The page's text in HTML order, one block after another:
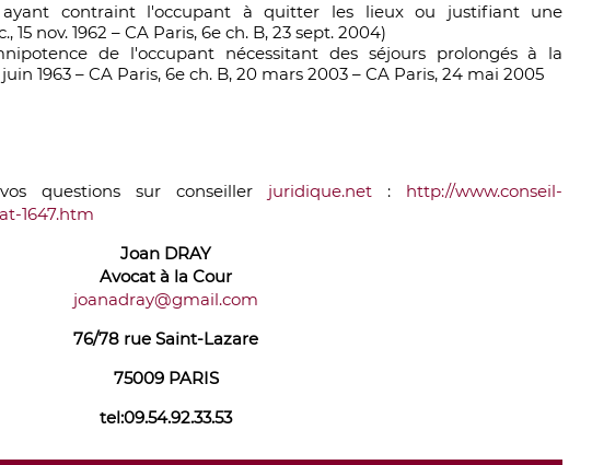
ayant contraint l'occupant à quitter les lieux ou justifiant une
15 nov. 1962 – CA Paris, 6e ch. B, 23 sept. 2004)
de l'occupant nécessitant des séjours prolongés à la
1963 – CA Paris, 6e ch. B, 20 mars 2003 – CA Paris, 24 mai 2005
questions sur conseiller juridique.net : http://www.conseil-
1647.htm
Joan DRAY
Avocat à la Cour
joanadray@gmail.com
76/78 rue Saint-Lazare
75009 PARIS
tel:09.54.92.33.53